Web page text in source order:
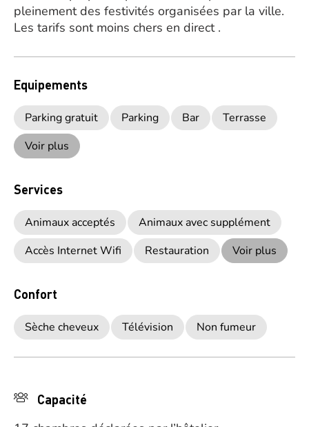
pleinement des festivités organisées par la ville.
Les tarifs sont moins chers en direct .
Equipements
Parking gratuit Parking Bar
Terrasse
Voir plus
Services
Animaux acceptés
Animaux avec supplément
Accès Internet Wifi
Restauration Voir plus
Confort
Sèche cheveux Télévision Non fumeur
Capacité